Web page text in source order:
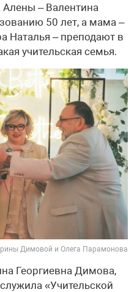
Алены – Валентина
50 лет, а мама –
Наталья – преподают в
учительская семья.
Димовой и Олега Парамонова
Георгиевна Димова,
«Учительской